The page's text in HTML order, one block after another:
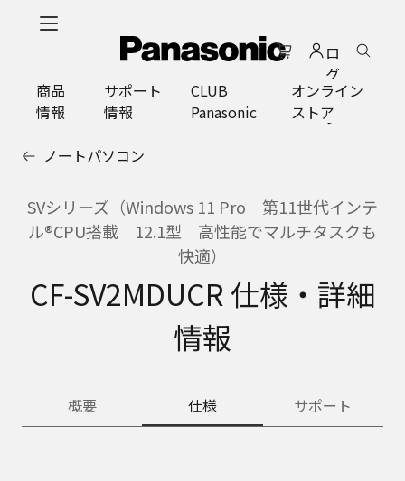
ロ
グ
イ
ン
商品
情報
サポート
情報
CLUB
Panasonic
オンライン
ストア
ノートパソコン
SVシリーズ（Windows 11 Pro 第11世代インテ
ル®CPU搭載 12.1型 高性能でマルチタスクも
快適）
CF-SV2MDUCR 仕様・詳細
情報
概要 仕様 サポート